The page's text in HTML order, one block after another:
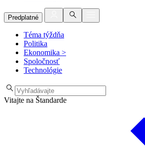
Predplatné
Téma týždňa
Politika
Ekonomika >
Spoločnosť
Technológie
Vitajte na Štandarde